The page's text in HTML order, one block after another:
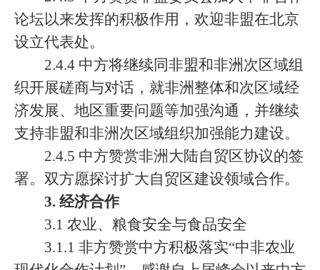
论坛以来发挥的积极作用，欢迎非盟在北京
设立代表处。
2.4.4 中方将继续同非盟和非洲次区域组
织开展磋商与对话，就非洲整体和次区域经
济发展、地区重要问题等加强沟通，并继续
支持非盟和非洲次区域组织加强能力建设。
2.4.5 中方赞赏非洲大陆自贸区协议的签
署。双方愿探讨扩大自贸区建设领域合作。
3. 经济合作
3.1 农业、粮食安全与食品安全
3.1.1 非方赞赏中方积极落实“中非农业